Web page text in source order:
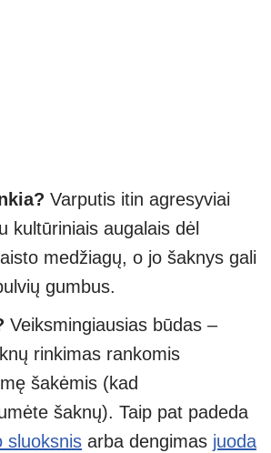
Varputis itin agresyviai
kultūriniais augalais dėl
medžiagų, o jo šaknys gali
gumbus.
Veiksmingiausias būdas –
rinkimas rankomis
šakėmis (kad
šaknų). Taip pat padeda
sluoksnis arba dengimas juoda